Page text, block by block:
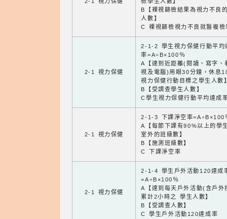
B【裸視篩檢結果為視力不良
人數】
C 裸視篩檢視力不良就醫複檢
2-1 視力保健
2-1-2 學生視力保健行動平均
率=A÷B×100％
A【達到近距離(閱讀、寫字、
視及電腦)用眼30分鐘，休息
視力保健行動目標之學生人數
B【受調查學生人數】
C學生視力保健行動平均達成
2-1 視力保健
2-1-3 下課淨空率=A÷B×100
A【每節下課有90%以上的學
室外的班級數】
B【施測班級數】
C 下課淨空率
2-1 視力保健
2-1-4 學生戶外活動120達成
=A÷B×100％
A【達到每天戶外活動(含戶外
累計2小時之 學生人數】
B【受調查人數】
C 學生戶外活動120達成率